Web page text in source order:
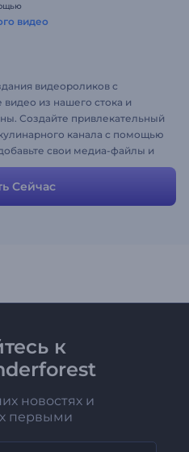
видео
видеороликов с
из нашего стока и
Создайте привлекательный
канала с помощью
свои медиа-файлы и
со аудиторией уже
Сейчас
к
новостях и
первыми